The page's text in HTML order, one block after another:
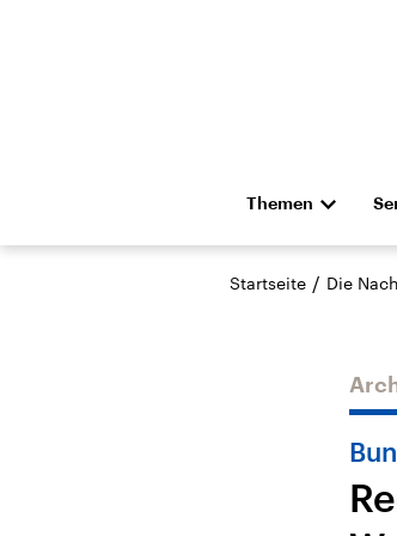
Themen
Die Nachrichten
Hörspiel und
Aktuelle
Startseite / Die